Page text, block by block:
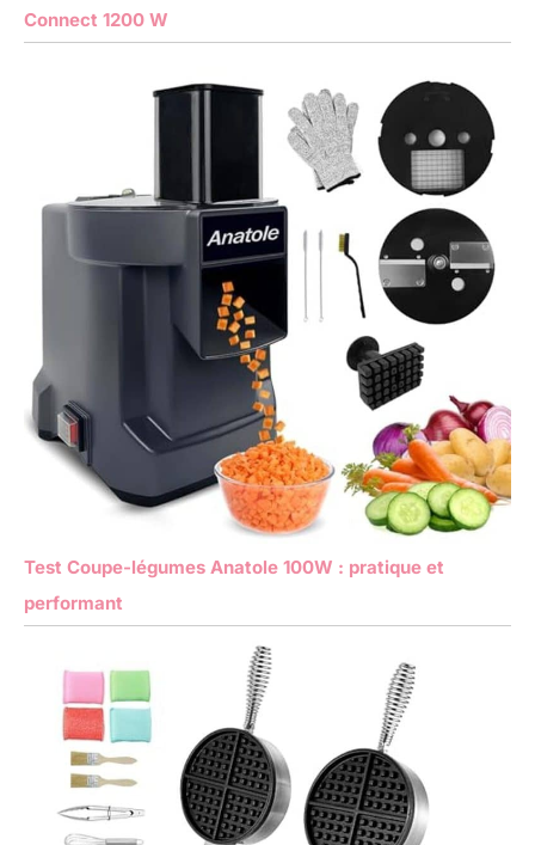
Connect 1200 W
Test Coupe-légumes Anatole 100W : pratique et
performant